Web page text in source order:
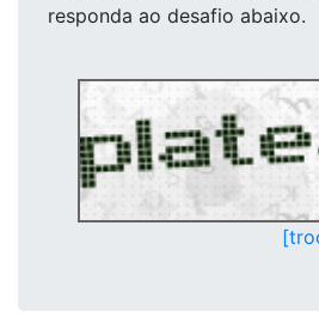
responda ao desafio abaixo.